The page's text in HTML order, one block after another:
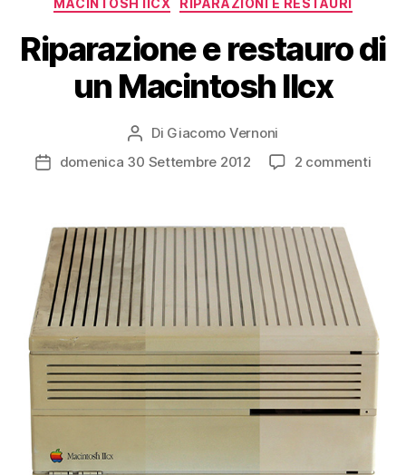
MACINTOSH IICX RIPARAZIONI E RESTAURI
Riparazione e restauro di
un Macintosh IIcx
Autore
articolo
Di Giacomo Vernoni
Datadomenica 30 Settembre 2012 2 commentisu